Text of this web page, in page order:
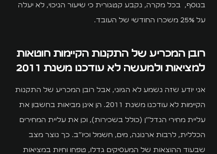
בנוסף, בכל מקרה, נקבע קטגורית כי שיעור הניכוי, לא יעלה
על 25% משכרו החודשי של העובד.
רובן המכריע של התקנות הקיימות חוטאות
למציאות ולמעשה לא עודכנו משנת 2011
אני יודע שזה נשמע לא הגיוני, אבל רובן המכריע של התקנות
הקיימות לא עודכנו משנת 2011. הן אינן מביאות בחשבון את
עליית מחירי הנדל"ן (כולל בשכירות), וכן את עליית המחירים
הכללית, לרבות ארנונה, מים, חשמל וכיו"ב. כך נוצר מצב
שבעוד ההוצאות של המעסיקים גדלו, טפחו וחיות במציאות